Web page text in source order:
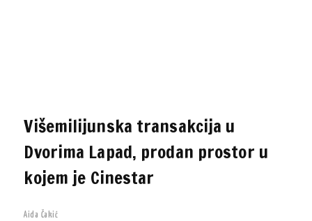
Višemilijunska transakcija u
Dvorima Lapad, prodan prostor u
kojem je Cinestar
Aida Čakić